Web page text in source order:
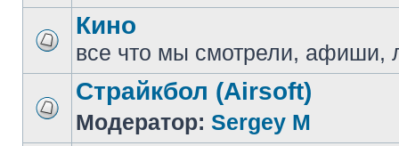
Кино
все что мы смотрели, афиши,
Страйкбол (Airsoft)
Модератор: Sergey M